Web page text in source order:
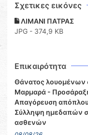
Σχετικες εικόνες
ΛΙΜΑΝΙ ΠΑΤΡΑΣ
JPG - 374,9 KB
Επικαιρότητα
Θάνατος λουομένων
Μαρμαρά -
Απαγόρευση
Σύλληψη ημεδαπών
ασθενών